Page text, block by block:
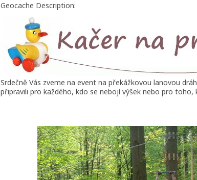
Geocache Description:
Srdečně Vás zveme na event na překážkovou lanovou
připravili pro každého, kdo se nebojí výšek nebo pro